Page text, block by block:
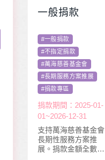
一般捐款
#一般捐款
#不指定捐款
#萬海慈善基金會
#長期服務方案推展
#捐款專區
捐款期間：2025-01-
01~2026-12-31
支持萬海慈善基金會
長期性服務方案推
展。捐款金額全數用